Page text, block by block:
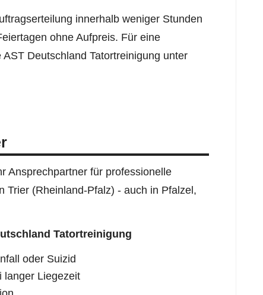
innerhalb weniger Stunden
ohne Aufpreis. Für eine
Deutschland Tatortreinigung unter
Ansprechpartner für professionelle
Trier (Rheinland-Pfalz) - auch in Pfalzel,
Tatortreinigung
oder Suizid
langer Liegezeit